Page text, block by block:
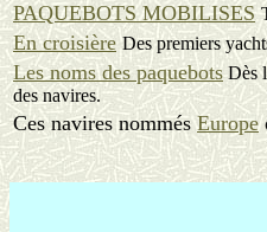
PAQUEBOTS MOBILISES
En croisière Des premiers
Les noms des paquebotsDès
des navires.
Ces navires nommésEurope